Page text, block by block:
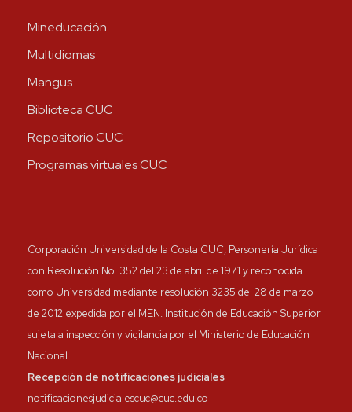
Mineducación
Multidiomas
Mangus
Biblioteca CUC
Repositorio CUC
Programas virtuales CUC
Corporación Universidad de la Costa CUC, Personería Jurídica
con Resolución No. 352 del 23 de abril de 1971 y reconocida
como Universidad mediante resolución 3235 del 28 de marzo
de 2012 expedida por el MEN. Institución de Educación Superior
sujeta a inspección y vigilancia por el Ministerio de Educación
Nacional.
Recepción de notificaciones judiciales
notificacionesjudicialescuc@cuc.edu.co